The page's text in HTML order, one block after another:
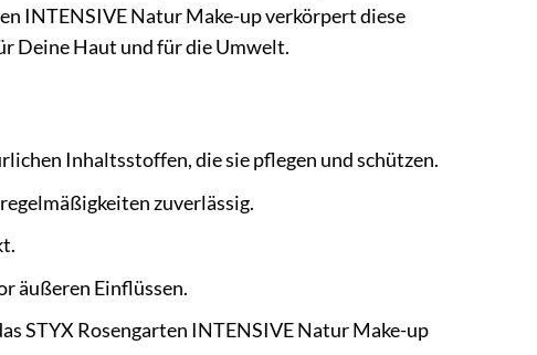
INTENSIVE Natur Make-up verkörpert diese
Deine Haut und für die Umwelt.
Inhaltsstoffen, die sie pflegen und schützen.
zuverlässig.
äußeren Einflüssen.
STYX Rosengarten INTENSIVE Natur Make-up